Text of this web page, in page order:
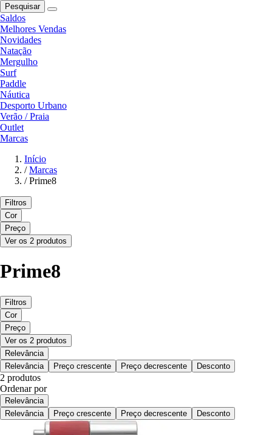
Pesquisar
Saldos
Melhores Vendas
Novidades
Natação
Mergulho
Surf
Paddle
Náutica
Desporto Urbano
Verão / Praia
Outlet
Marcas
Início
/ Marcas
/ Prime8
Filtros
Cor
Preço
Ver os 2 produtos
Prime8
Filtros
Cor
Preço
Ver os 2 produtos
Relevância
Relevância
Preço crescente Preço decrescente Desconto
2 produtos
Ordenar por
Relevância
Relevância
Preço crescente Preço decrescente Desconto